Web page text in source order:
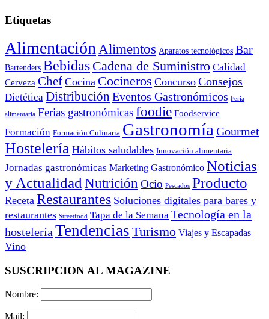
Etiquetas
Alimentación Alimentos Aparatos tecnológicos Bar
Bartenders Bebidas Cadena de Suministro Calidad
Cerveza Chef Cocina Cocineros Concurso Consejos
Dietética Distribución Eventos Gastronómicos Feria
alimentaria Ferias gastronómicasfoodie Foodservice
Formación Formación Culinaria Gastronomía Gourmet
Hostelería Hábitos saludables Innovación alimentaria
Jornadas gastronómicas Marketing Gastronómico Noticias
y Actualidad Nutrición Ocio Pescados Producto
Receta Restaurantes Soluciones digitales para bares y
restaurantes Streetfood Tapa de la Semana Tecnología en la
hostelería Tendencias Turismo Viajes y Escapadas
Vino
SUSCRIPCION AL MAGAZINE
Nombre:
Mail: